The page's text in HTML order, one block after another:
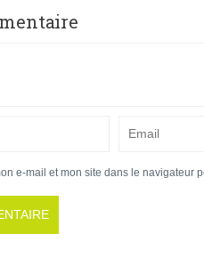
e-mail et mon site dans le navigateur